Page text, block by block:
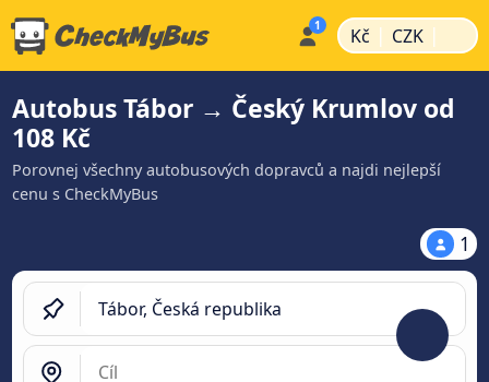
Kč | CZK |
Autobus Tábor → Český Krumlov od
108 Kč
Porovnej všechny autobusových dopravců a najdi nejlepší
cenu s CheckMyBus
1